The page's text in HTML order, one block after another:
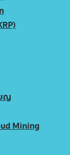
ญ
Mining